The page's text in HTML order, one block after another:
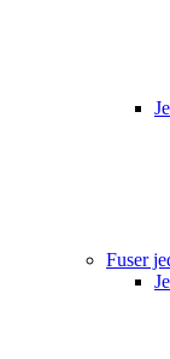
Fuser